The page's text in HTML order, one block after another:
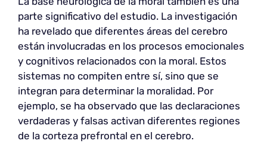
parte significativo del estudio. La investigación
ha revelado que diferentes áreas del cerebro
están involucradas en los procesos emocionales
y cognitivos relacionados con la moral. Estos
sistemas no compiten entre sí, sino que se
integran para determinar la moralidad. Por
ejemplo, se ha observado que las declaraciones
verdaderas y falsas activan diferentes regiones
de la corteza prefrontal en el cerebro.